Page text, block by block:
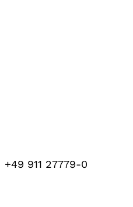
+49 911 27779-0